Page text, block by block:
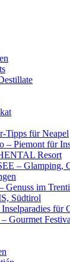
Tipps für Neapel
– Piemont für
Resort
– Glamping,
Genuss im
Südtirol
für
Gourmet